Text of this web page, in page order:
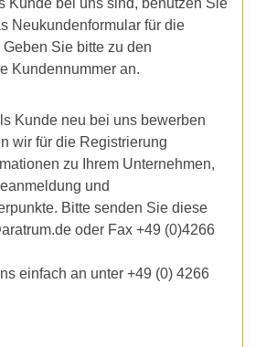
Neukundenformular für die
Sie bitte zu den
Kundennummer an.
Kunde neu bei uns bewerben
wir für die Registrierung
zu Ihrem Unternehmen,
und
Bitte senden Sie diese
oder Fax +49 (0)4266
einfach an unter +49 (0) 4266